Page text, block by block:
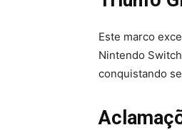
Este marco
Nintendo
conquistando